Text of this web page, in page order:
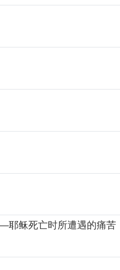
耶稣死亡时所遭遇的痛苦